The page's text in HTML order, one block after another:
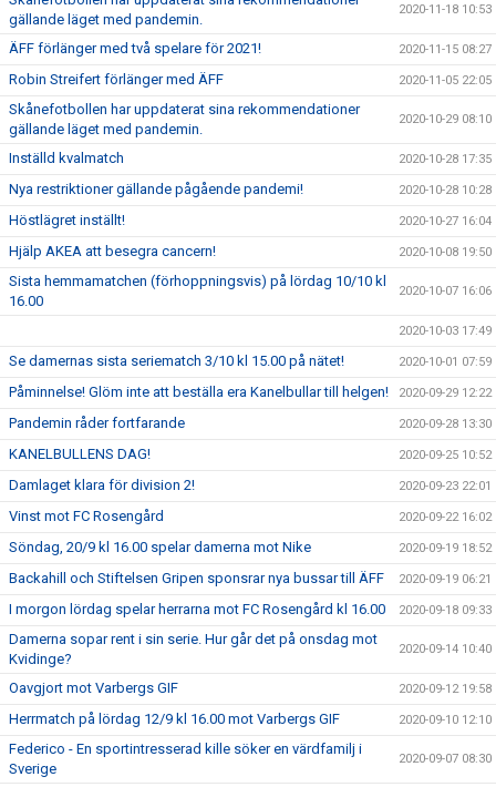
gällande läget med pandemin.
2020-11-18 10:53
ÄFF förlänger med två spelare för 2021! 2020-11-15 08:27
Robin Streifert förlänger med ÄFF 2020-11-05 22:05
Skånefotbollen har uppdaterat sina rekommendationer
gällande läget med pandemin.
2020-10-29 08:10
Inställd kvalmatch 2020-10-28 17:35
Nya restriktioner gällande pågående pandemi! 2020-10-28 10:28
Höstlägret inställt! 2020-10-27 16:04
Hjälp AKEA att besegra cancern! 2020-10-08 19:50
Sista hemmamatchen (förhoppningsvis) på lördag 10/10 kl
16.00
2020-10-07 16:06
2020-10-03 17:49
Se damernas sista seriematch 3/10 kl 15.00 på nätet! 2020-10-01 07:59
Påminnelse! Glöm inte att beställa era Kanelbullar till helgen! 2020-09-29 12:22
Pandemin råder fortfarande 2020-09-28 13:30
KANELBULLENS DAG! 2020-09-25 10:52
Damlaget klara för division 2! 2020-09-23 22:01
Vinst mot FC Rosengård 2020-09-22 16:02
Söndag, 20/9 kl 16.00 spelar damerna mot Nike 2020-09-19 18:52
Backahill och Stiftelsen Gripen sponsrar nya bussar till ÄFF 2020-09-19 06:21
I morgon lördag spelar herrarna mot FC Rosengård kl 16.00 2020-09-18 09:33
Damerna sopar rent i sin serie. Hur går det på onsdag mot
Kvidinge?
2020-09-14 10:40
Oavgjort mot Varbergs GIF 2020-09-12 19:58
Herrmatch på lördag 12/9 kl 16.00 mot Varbergs GIF 2020-09-10 12:10
Federico - En sportintresserad kille söker en värdfamilj i
Sverige
2020-09-07 08:30